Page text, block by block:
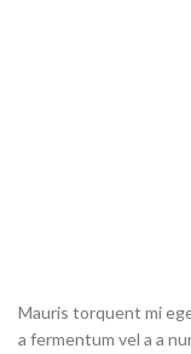
Mauris torquent mi
a fermentum vel a a